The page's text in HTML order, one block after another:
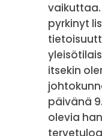
pyrkinyt
itsekin
päivänä
olevia